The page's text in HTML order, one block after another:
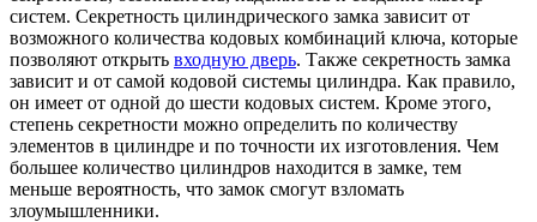
систем. Секретность цилиндрического замка зависит от
возможного количества кодовых комбинаций ключа, которые
позволяют открыть входную дверь. Также секретность замка
зависит и от самой кодовой системы цилиндра. Как правило,
он имеет от одной до шести кодовых систем. Кроме этого,
степень секретности можно определить по количеству
элементов в цилиндре и по точности их изготовления. Чем
большее количество цилиндров находится в замке, тем
меньше вероятность, что замок смогут взломать
злоумышленники.